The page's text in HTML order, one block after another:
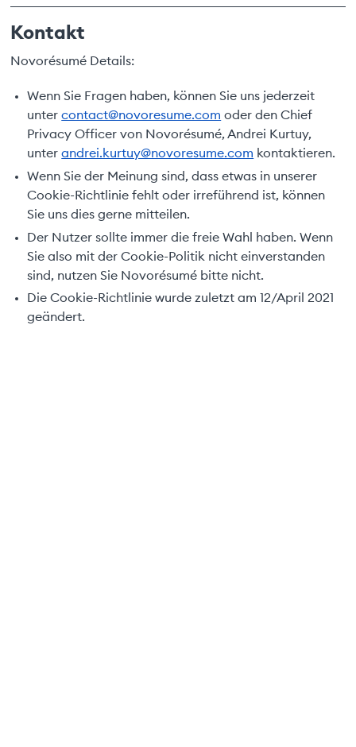
Kontakt
Novorésumé Details:
Wenn Sie Fragen haben, können Sie uns jederzeit
untercontact@novoresume.com oder den Chief
Privacy Officer von Novorésumé, Andrei Kurtuy,
unterandrei.kurtuy@novoresume.com kontaktieren.
Wenn Sie der Meinung sind, dass etwas in unserer
Cookie-Richtlinie fehlt oder irreführend ist, können
Sie uns dies gerne mitteilen.
Der Nutzer sollte immer die freie Wahl haben. Wenn
Sie also mit der Cookie-Politik nicht einverstanden
sind, nutzen Sie Novorésumé bitte nicht.
Die Cookie-Richtlinie wurde zuletzt am 12/April 2021
geändert.